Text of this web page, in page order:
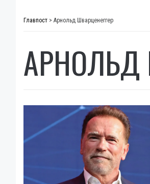
Главпост > Арнольд Шварценеггер
АРНОЛЬД